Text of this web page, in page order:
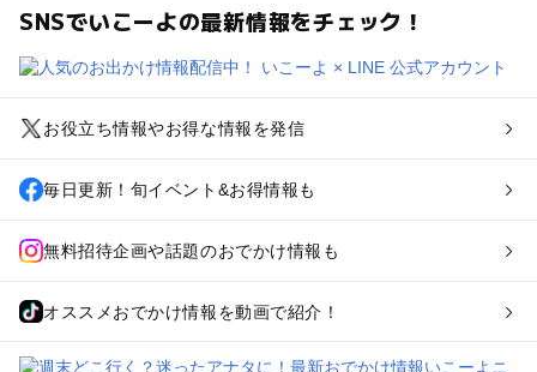
SNSでいこーよの最新情報をチェック！
お役立ち情報やお得な情報を発信
毎日更新！旬イベント&お得情報も
無料招待企画や話題のおでかけ情報も
オススメおでかけ情報を動画で紹介！